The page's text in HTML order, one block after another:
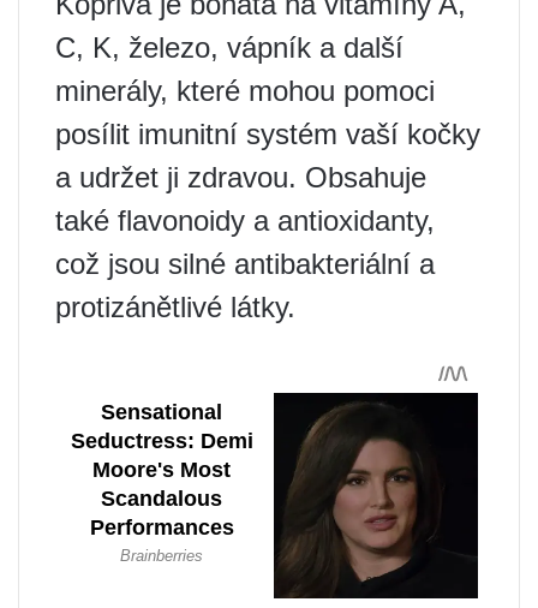
C, K, železo, vápník a další
minerály, které mohou pomoci
posílit imunitní systém vaší kočky
a udržet ji zdravou. Obsahuje
také flavonoidy a antioxidanty,
což jsou silné antibakteriální a
protizánětlivé látky.